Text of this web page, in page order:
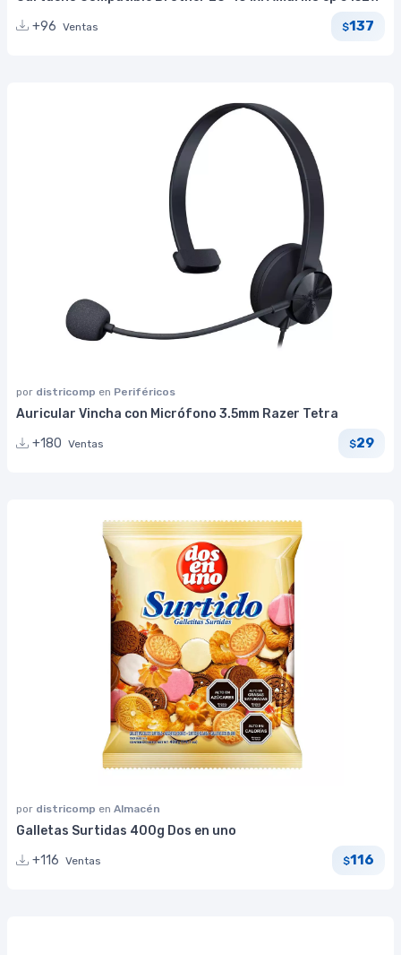
+96 Ventas $137
por districomp en Periféricos
Auricular Vincha con Micrófono 3.5mm Razer Tetra
+180 Ventas $29
por districomp en Almacén
Galletas Surtidas 400g Dos en uno
+116 Ventas $116